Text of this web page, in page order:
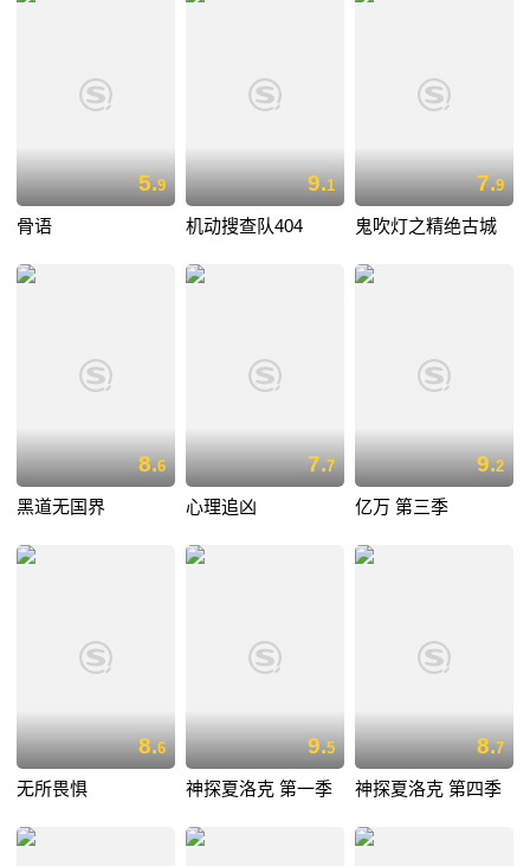
5.9
骨语
9.1
机动搜查队404
7.9
鬼吹灯之精绝古城
8.6
黑道无国界
7.7
心理追凶
9.2
亿万 第三季
8.6
无所畏惧
9.5
神探夏洛克 第一季
8.7
神探夏洛克 第四季